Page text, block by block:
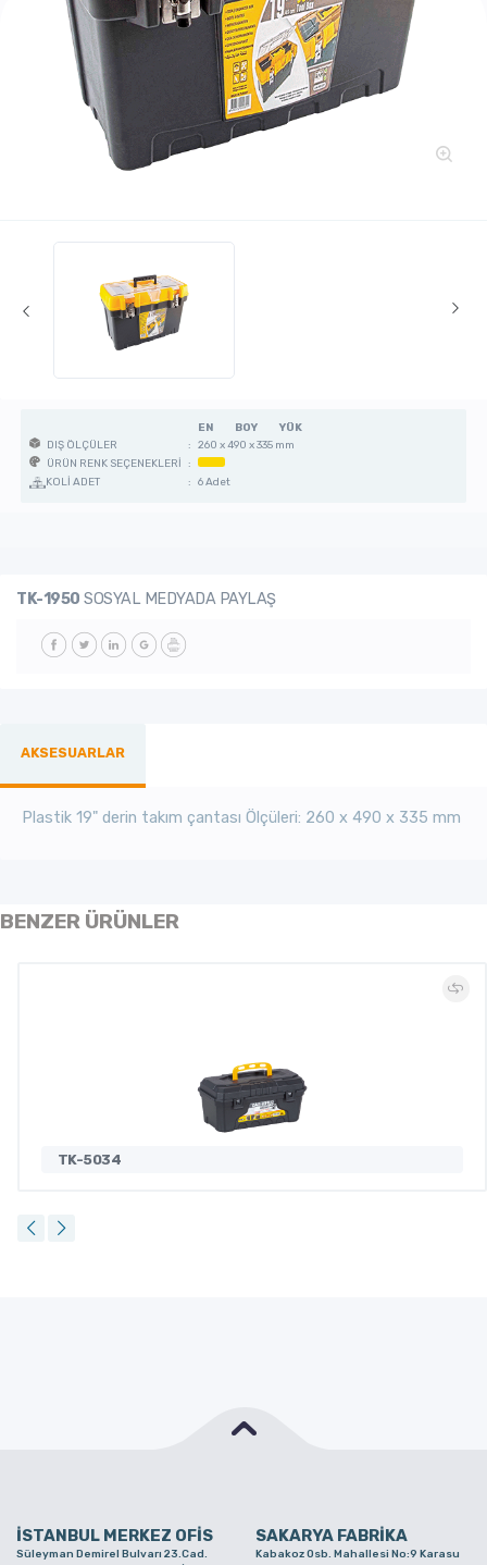
EN BOY
YÜK
DIŞ ÖLÇÜLER
: 260 x 490 x 335 mm
ÜRÜN RENK SEÇENEKLERİ :
KOLİ ADET
: 6 Adet
TK-1950 SOSYAL MEDYADA PAYLAŞ
AKSESUARLAR
Plastik 19" derin takım çantası Ölçüleri: 260 x 490 x 335 mm
BENZER ÜRÜNLER
TK-5034
İSTANBUL MERKEZ OFİS SAKARYA FABRİKA
Süleyman Demirel Bulvarı 23.Cad.
Kabakoz Osb. Mahallesi No:9 Karasu